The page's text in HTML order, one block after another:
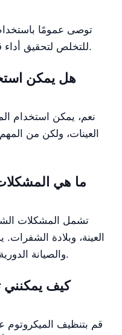
توصى عمومًا
للتخلص لتحقيق أداء قطع مثالي وتقليل مخاطر التلوث.
هل يمكن
نعم، يمكن استخدام
العينات، ولكن من
ما هي المشكلات
تشمل المشكلات
العينة، وبلادة
والصيانة الدورية في التخفيف من هذه المشكلات.
كيف يمكنني
قم بتنظيف الميكروتوم